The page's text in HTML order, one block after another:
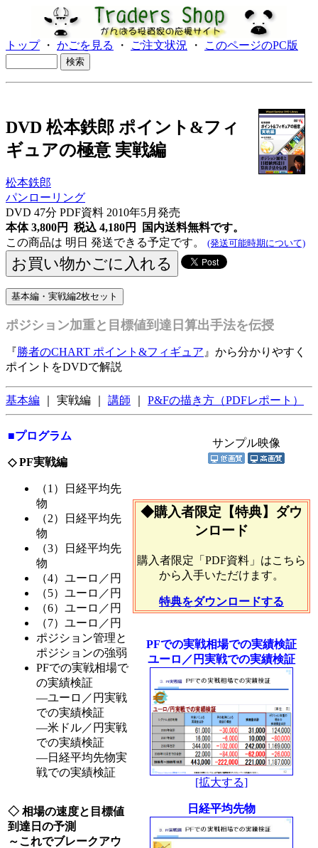
トップ・ かごを見る ・ ご注文状況 ・ このページのPC版
DVD 松本鉄郎 ポイント&フィ
ギュアの極意 実戦編
松本鉄郎
パンローリング
DVD 47分 PDF資料 2010年5月発売
本体 3,800円 税込 4,180円
国内送料無料です。
この商品は 明日 発送できる予定です。 (発送可能時期について)
ポジション加重と目標値到達日算出手法を伝授
『勝者のCHART ポイント&フィギュア 』から分かりやすく
ポイントをDVDで解説
基本編 ｜ 実戦編 ｜ 講師 P&Fの描き方（PDFレポート）
■プログラム
◇ PF実戦編
（1）日経平均先
物
（2）日経平均先
物
（3）日経平均先
物
（4）ユーロ／円
（5）ユーロ／円
（6）ユーロ／円
（7）ユーロ／円
ポジション管理と
ポジションの強弱
PFでの実戦相場で
の実績検証
―ユーロ／円実戦
での実績検証
―米ドル／円実戦
での実績検証
―日経平均先物実
戦での実績検証
◇ 相場の速度と目標値
到達日の予測
～これでブレークアウ
サンプル映像
◆購入者限定【特典】ダウ
ンロード
購入者限定「PDF資料」はこちら
から入手いただけます。
特典をダウンロードする
PFでの実戦相場での実績検証
ユーロ／円実戦での実績検証
[拡大する]
日経平均先物